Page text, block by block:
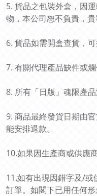
5. 貨品之包裝外盒，因
物，本公司恕不負責，
6. 貨品如需開盒查貨，
7. 有關代理產品缺件或
8. 所有「日版」魂限產
9. 商品最終發貨日期由
能安排退款。
10.如果因生產商或供應
11.如有出現因錯字及/
訂單。如閣下已用任何